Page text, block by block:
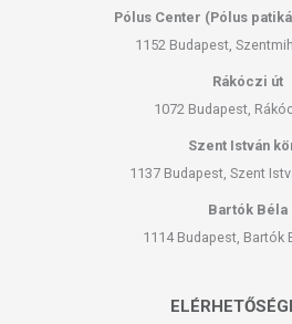
Pólus Center (Pólus
1152 Budapest,
Rákóczi út
1072 Budapest,
Szent István
1137 Budapest, Szent
Bartók Béla
1114 Budapest, Bartók